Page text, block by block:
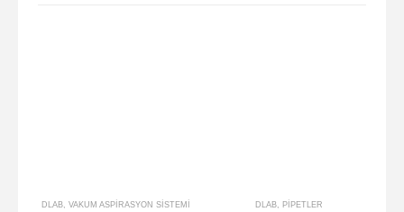
DLAB, VAKUM ASPIRASYON SISTEMI DLAB, PIPETLER